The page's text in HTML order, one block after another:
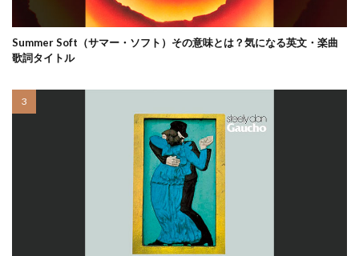
Summer Soft（サマー・ソフト）その意味とは？気になる英文・楽曲
歌詞タイトル